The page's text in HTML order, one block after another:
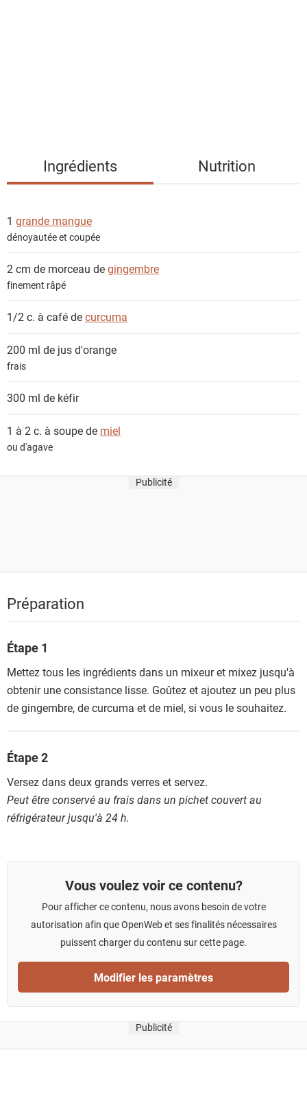
e
n
t
Ingrédients Nutrition
1 grande mangue
dénoyautée et coupée
2 cm de morceau degingembre
finement râpé
1/2 c. à café decurcuma
200 ml de jus d'orange
frais
300 ml de kéfir
1 à 2 c. à soupe de miel
ou d'agave
Publicité
Préparation
Étape 1
Mettez tous les ingrédients dans un mixeur et mixez jusqu'à
obtenir une consistance lisse. Goûtez et ajoutez un peu plus
de gingembre, de curcuma et de miel, si vous le souhaitez.
Étape 2
Versez dans deux grands verres et servez.
Peut être conservé au frais dans un pichet couvert au
réfrigérateur jusqu'à 24 h.
Vous voulez voir ce contenu?
Pour afficher ce contenu, nous avons besoin de votre
autorisation afin que OpenWeb et ses finalités nécessaires
puissent charger du contenu sur cette page.
Modifier les paramètres
Publicité